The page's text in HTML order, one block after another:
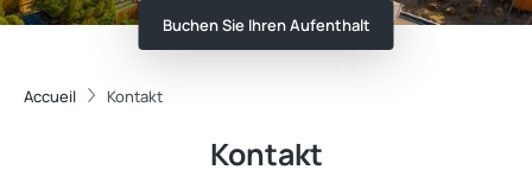
Buchen Sie Ihren Aufenthalt
Accueil Kontakt
Kontakt